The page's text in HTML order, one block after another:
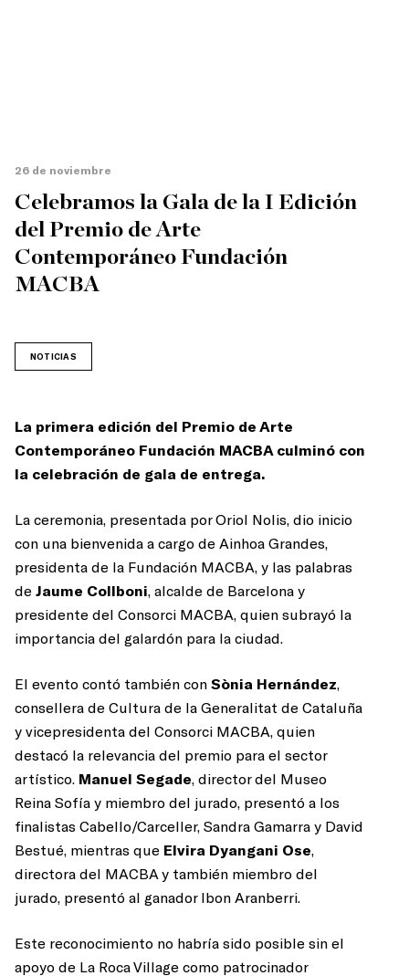
26 de noviembre
Celebramos la Gala de la I Edición
del Premio de Arte
Contemporáneo Fundación
MACBA
NOTICIAS
La primera edición del Premio de Arte
Contemporáneo Fundación MACBA culminó con
la celebración de gala de entrega.
La ceremonia, presentada por Oriol Nolis, dio inicio
con una bienvenida a cargo de Ainhoa Grandes,
presidenta de la Fundación MACBA, y las palabras
de Jaume Collboni, alcalde de Barcelona y
presidente del Consorci MACBA, quien subrayó la
importancia del galardón para la ciudad.
El evento contó también con Sònia Hernández,
consellera de Cultura de la Generalitat de Cataluña
y vicepresidenta del Consorci MACBA, quien
destacó la relevancia del premio para el sector
artístico. Manuel Segade, director del Museo
Reina Sofía y miembro del jurado, presentó a los
finalistas Cabello/Carceller, Sandra Gamarra y David
Bestué, mientras que Elvira Dyangani Ose,
directora del MACBA y también miembro del
jurado, presentó al ganador Ibon Aranberri.
Este reconocimiento no habría sido posible sin el
apoyo de La Roca Village como patrocinador